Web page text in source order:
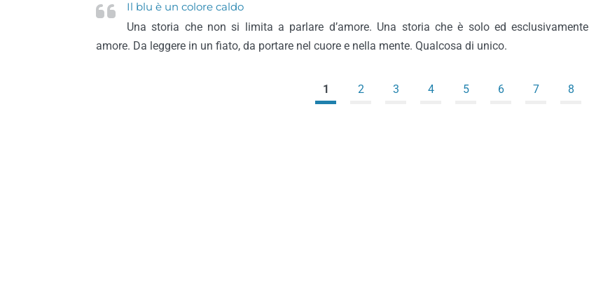
Il blu è un colore caldo
Una storia che non si limita a parlare d’amore. Una storia che è solo ed esclusivamente
amore. Da leggere in un fiato, da portare nel cuore e nella mente. Qualcosa di unico.
1 2 3 4 5 6 7 8